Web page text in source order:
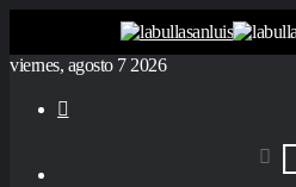
viernes, agosto 7 2026